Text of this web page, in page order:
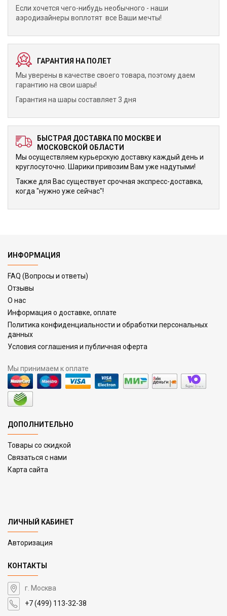
Если хочется чего-нибудь необычного - наши
аэродизайнеры воплотят все Ваши мечты!
ГАРАНТИЯ НА ПОЛЕТ
Мы уверены в качестве своего товара, поэтому даем
гарантию на свои шары!
Гарантия на шары составляет 3 дня
БЫСТРАЯ ДОСТАВКА ПО МОСКВЕ И
МОСКОВСКОЙ ОБЛАСТИ
Мы осуществляем курьерскую доставку каждый день и
круглосуточно. Шарики привозим Вам уже надутыми!
Также для Вас существует срочная экспресс-доставка,
когда "нужно уже сейчас"!
ИНФОРМАЦИЯ
FAQ (Вопросы и ответы)
Отзывы
О нас
Информация о доставке, оплате
Политика конфиденциальности и обработки персональных
данных
Условия соглашения и публичная оферта
Мы принимаем к оплате
ДОПОЛНИТЕЛЬНО
Товары со скидкой
Связаться с нами
Карта сайта
ЛИЧНЫЙ КАБИНЕТ
Авторизация
КОНТАКТЫ
г. Москва
+7 (499) 113-32-38